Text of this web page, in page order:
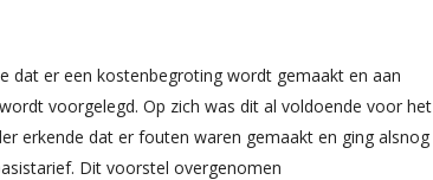
dat er een kostenbegroting wordt gemaakt en aan
voorgelegd. Op zich was dit al voldoende voor het
erkende dat er fouten waren gemaakt en ging alsnog
Dit voorstel overgenomen